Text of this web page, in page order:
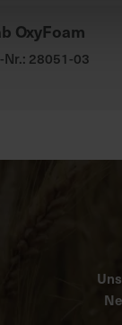
OxyFoam
28051-03